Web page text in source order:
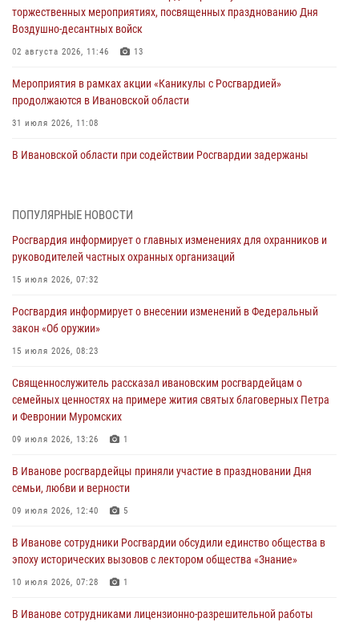
торжественных мероприятиях, посвященных празднованию Дня
Воздушно-десантных войск
02 августа 2026, 11:46 13
Мероприятия в рамках акции «Каникулы с Росгвардией»
продолжаются в Ивановской области
31 июля 2026, 11:08
В Ивановской области при содействии Росгвардии задержаны
празднования Дня Крещения Руси
28 июля 2026, 08:57
Росгвардии для ивановской молодежи
27 июля 2026, 14:10
занятие с вопитанниками детского лагеря
27 июля 2026, 12:56
Координационный совет по взаимодействию с частными
Ивановской области
24 июля 2026, 15:25
ПОПУЛЯРНЫЕ НОВОСТИ
Росгвардия информирует о главных изменениях для охранников и
руководителей частных охранных организаций
15 июля 2026, 07:32
Росгвардия информирует о внесении изменений в Федеральный
закон «Об оружии»
15 июля 2026, 08:23
Священнослужитель рассказал ивановским росгвардейцам о
семейных ценностях на примере жития святых благоверных Петра
и Февронии Муромских
09 июля 2026, 13:26 1
В Иванове росгвардейцы приняли участие в праздновании Дня
семьи, любви и верности
09 июля 2026, 12:40 5
В Иванове сотрудники Росгвардии обсудили единство общества в
эпоху исторических вызовов с лектором общества «Знание»
10 июля 2026, 07:28 1
В Иванове сотрудниками лицензионно-разрешительной работы